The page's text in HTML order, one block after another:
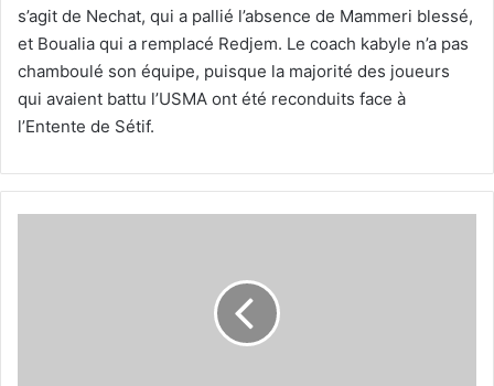
s’agit de Nechat, qui a pallié l’absence de Mammeri blessé,
et Boualia qui a remplacé Redjem. Le coach kabyle n’a pas
chamboulé son équipe, puisque la majorité des joueurs
qui avaient battu l’USMA ont été reconduits face à
l’Entente de Sétif.